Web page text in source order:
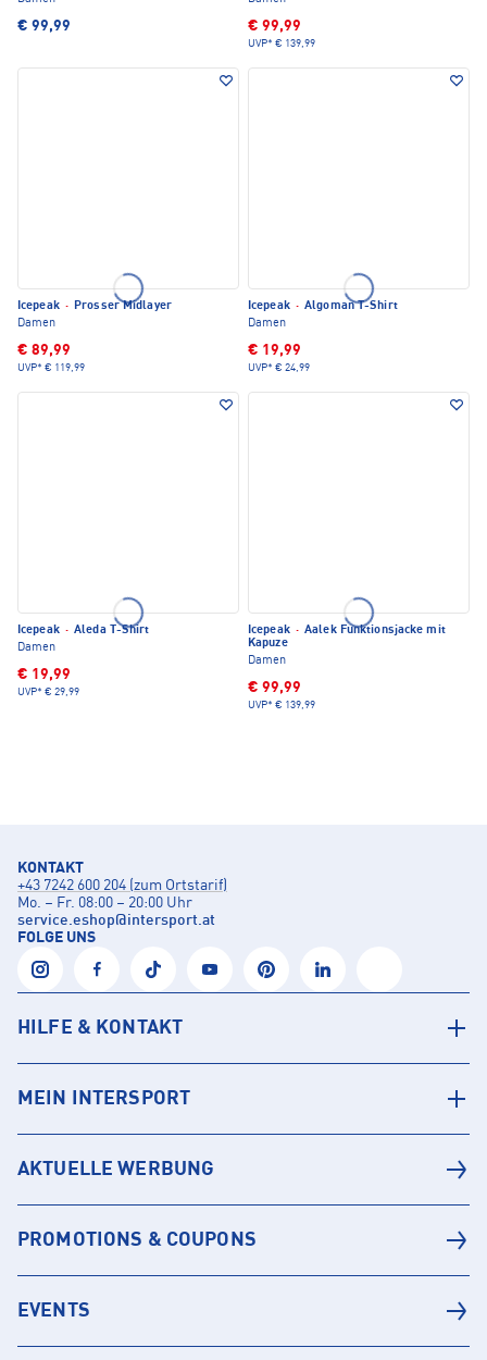
€ 99,99 € 99,99
UVP* € 139,99
Icepeak · Prosser Midlayer
Damen
€ 89,99
UVP* € 119,99
Icepeak · Algoman T-Shirt
Damen
€ 19,99
UVP* € 24,99
Icepeak · Aleda T-Shirt
Damen
€ 19,99
UVP* € 29,99
Icepeak · Aalek Funktionsjacke mit
Kapuze
Damen
€ 99,99
UVP* € 139,99
KONTAKT
+43 7242 600 204 (zum Ortstarif)
Mo. – Fr. 08:00 – 20:00 Uhr
service.eshop@intersport.at
FOLGE UNS
HILFE & KONTAKT
MEIN INTERSPORT
AKTUELLE WERBUNG
PROMOTIONS & COUPONS
EVENTS